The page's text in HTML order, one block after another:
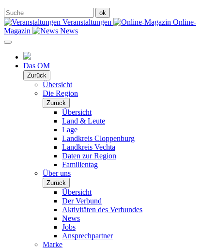
Veranstaltungen
Online-
Magazin
News
Das OM
Zurück
Übersicht
Die Region
Zurück
Übersicht
Land & Leute
Lage
Landkreis Cloppenburg
Landkreis Vechta
Daten zur Region
Familientag
Über uns
Zurück
Übersicht
Der Verbund
Aktivitäten des Verbundes
News
Jobs
Ansprechpartner
Marke